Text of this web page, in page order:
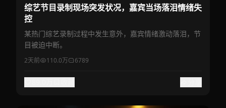
综艺节目录制现场突发状况，嘉宾当场落泪情绪失
控
某热门综艺录制过程中发生意外，嘉宾情绪激动落泪，节
目被迫中断。
2天前 110.0万 6789